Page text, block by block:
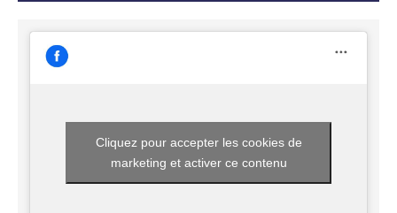
Cliquez pour accepter les cookies de
marketing et activer ce contenu